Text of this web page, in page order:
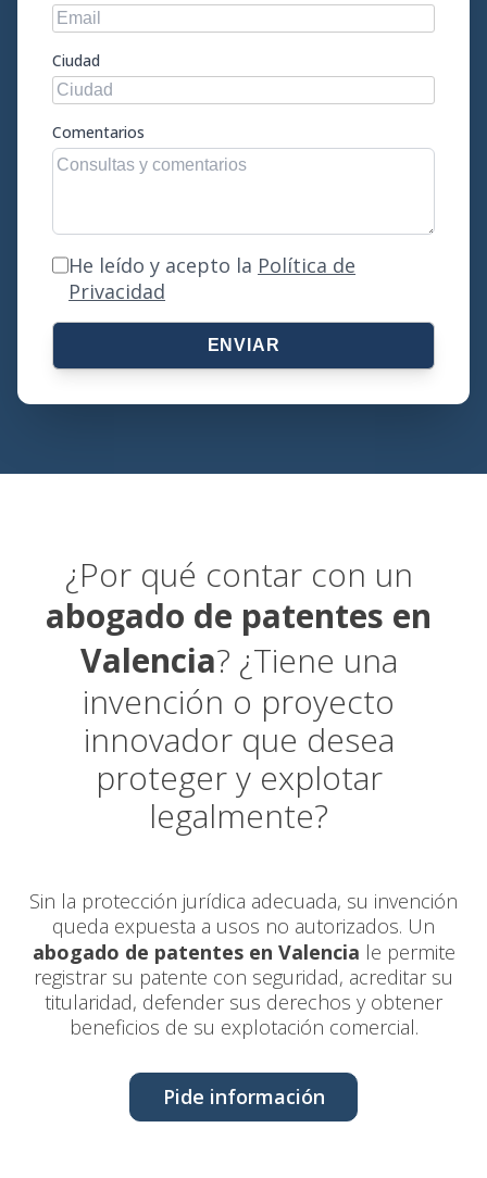
Ciudad
Comentarios
He leído y acepto la Política de
Privacidad
ENVIAR
¿Por qué contar con un
abogado de patentes en
Valencia? ¿Tiene una
invención o proyecto
innovador que desea
proteger y explotar
legalmente?
Sin la protección jurídica adecuada, su invención
queda expuesta a usos no autorizados. Un
abogado de patentes en Valencia le permite
registrar su patente con seguridad, acreditar su
titularidad, defender sus derechos y obtener
beneficios de su explotación comercial.
Pide información